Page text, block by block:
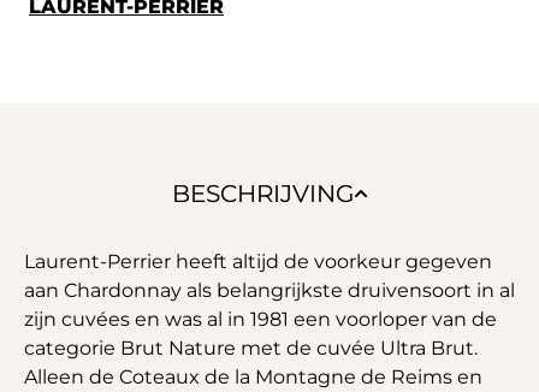
LAURENT-PERRIER
BESCHRIJVING
Laurent-Perrier heeft altijd de voorkeur gegeven
aan Chardonnay als belangrijkste druivensoort in al
zijn cuvées en was al in 1981 een voorloper van de
categorie Brut Nature met de cuvée Ultra Brut.
Alleen de Coteaux de la Montagne de Reims en